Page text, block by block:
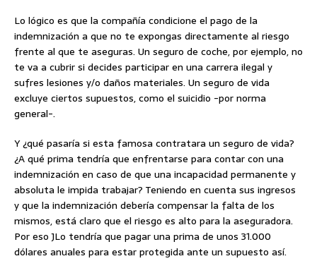
Lo lógico es que la compañía condicione el pago de la
indemnización a que no te expongas directamente al riesgo
frente al que te aseguras. Un seguro de coche, por ejemplo, no
te va a cubrir si decides participar en una carrera ilegal y
sufres lesiones y/o daños materiales. Un seguro de vida
excluye ciertos supuestos, como el suicidio -por norma
general-.
Y ¿qué pasaría si esta famosa contratara un seguro de vida?
¿A qué prima tendría que enfrentarse para contar con una
indemnización en caso de que una incapacidad permanente y
absoluta le impida trabajar? Teniendo en cuenta sus ingresos
y que la indemnización debería compensar la falta de los
mismos, está claro que el riesgo es alto para la aseguradora.
Por eso JLo tendría que pagar una prima de unos 31.000
dólares anuales para estar protegida ante un supuesto así.